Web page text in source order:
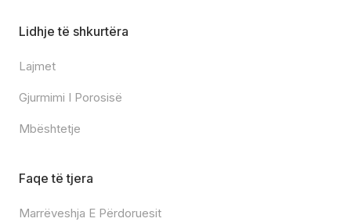
Lidhje të shkurtëra
Lajmet
Gjurmimi I Porosisë
Mbështetje
Faqe të tjera
Marrëveshja E Përdoruesit